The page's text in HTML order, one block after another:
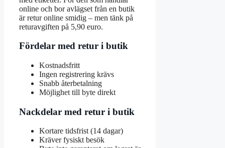
online och bor avlägset från en butik
är retur online smidig – men tänk på
returavgiften på 5,90 euro.
Fördelar med retur i butik
Kostnadsfritt
Ingen registrering krävs
Snabb återbetalning
Möjlighet till byte direkt
Nackdelar med retur i butik
Kortare tidsfrist (14 dagar)
Kräver fysiskt besök